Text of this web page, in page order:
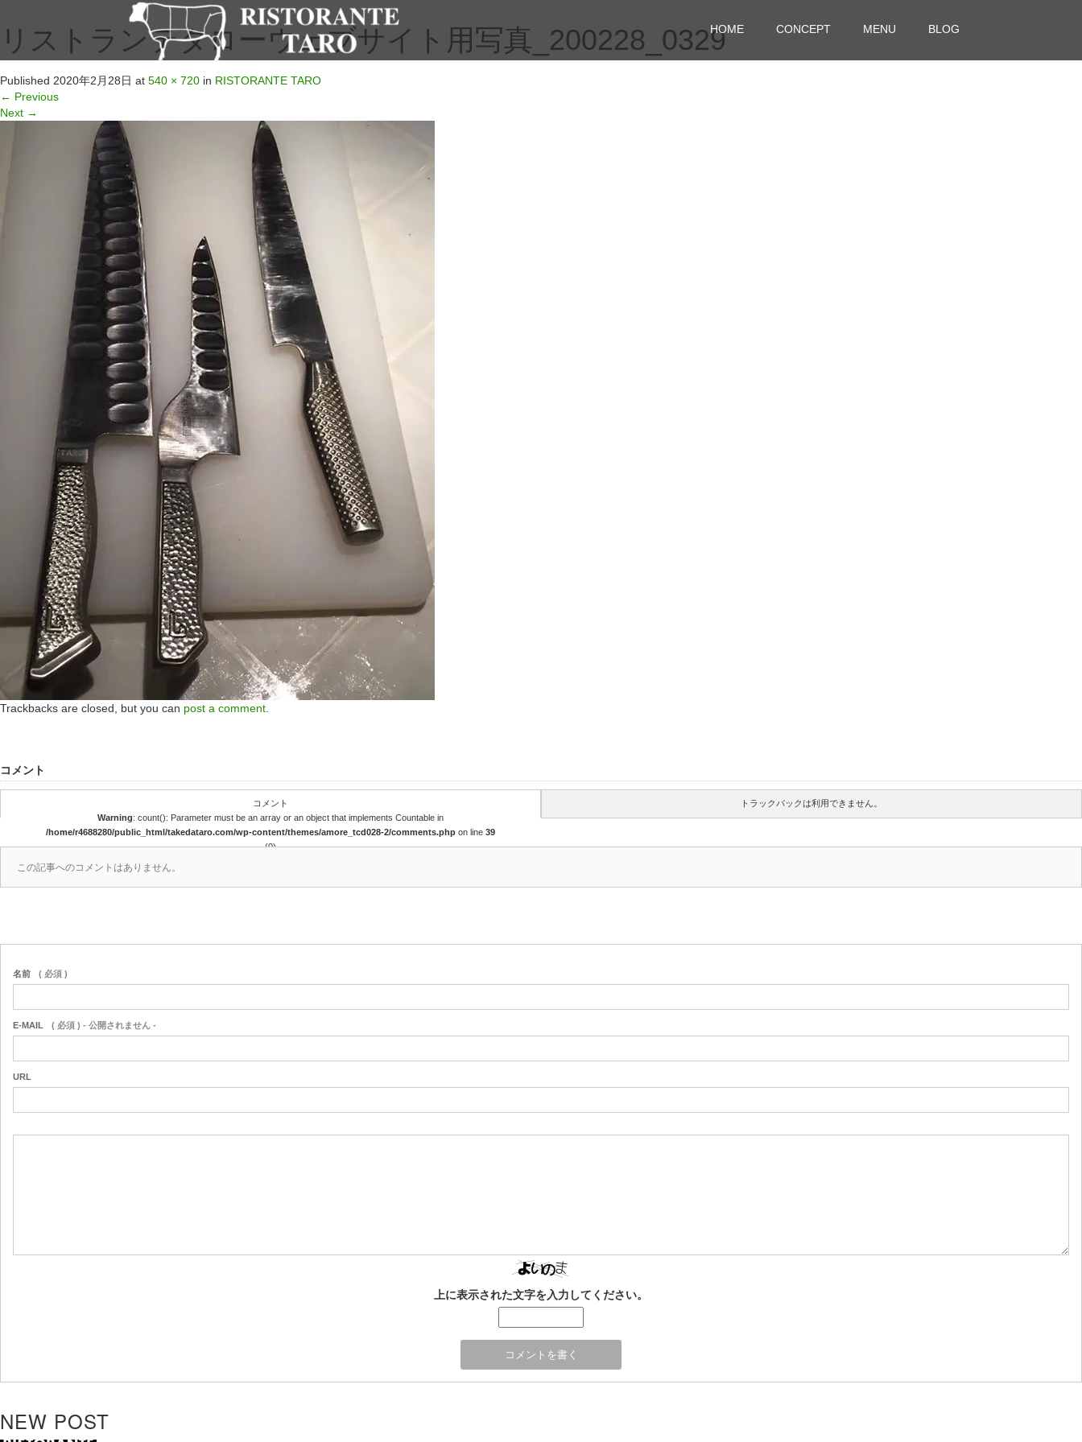
HOME CONCEPT MENU BLOG
リストランテタローウェブサイト用写真_200228_0329
Published 2020年2月28日 at 540 × 720 in RISTORANTE TARO
← Previous
Next →
Trackbacks are closed, but you can post a comment
コメント
コメント
Warning: count(): Parameter must be an array or an object that implements Countable in
/home/r4688280/public_html/takedataro.com/wp-content/themes/amore_tcd028-2/comments.php on line 39
(0)
トラックバックは利用できません。
この記事へのコメントはありません。
名前 ( 必須 )
E-MAIL ( 必須 ) - 公開されません -
URL
上に表示された文字を入力してください。
NEW POST